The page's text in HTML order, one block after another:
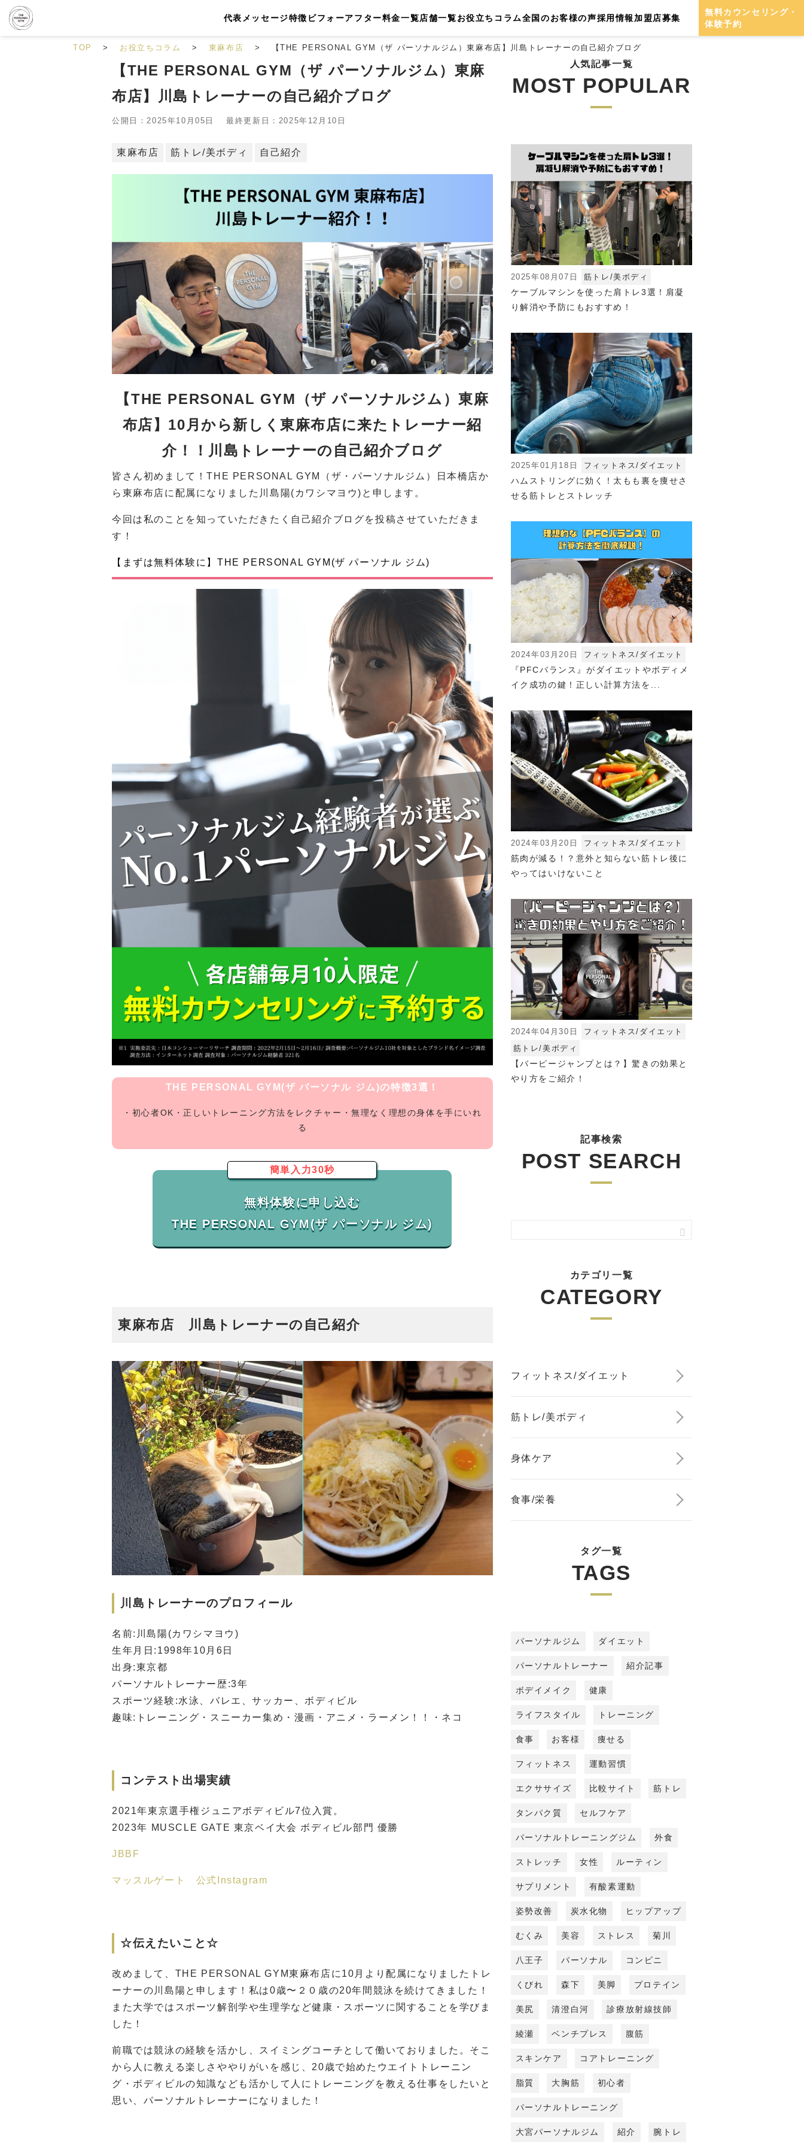
代表メッセージ特徴 ビフォーアフター料金一覧店舗一覧お役立ちコラム全国のお客様の声採用情報 加盟店募集
無料カウンセリング・
体験予約
TOP お役立ちコラム 東麻布店 【THE PERSONAL GYM（ザ パーソナルジム）東麻布店】川島トレーナーの自己紹介ブログ
【THE PERSONAL GYM（ザ パーソナルジム）東麻
布店】川島トレーナーの自己紹介ブログ
公開日：2025年10月05日 最終更新日：2025年12月10日
東麻布店 筋トレ/美ボディ 自己紹介
【THE PERSONAL GYM（ザ パーソナルジム）東麻
布店】10月から新しく東麻布店に来たトレーナー紹
介！！川島トレーナーの自己紹介ブログ
皆さん初めまして！THE PERSONAL GYM（ザ・パーソナルジム）日本橋店か
ら東麻布店に配属になりました川島陽(カワシマヨウ)と申します。
今回は私のことを知っていただきたく自己紹介ブログを投稿させていただきま
す！
【まずは無料体験に】THE PERSONAL GYM(ザ パーソナル ジム)
THE PERSONAL GYM(ザ パーソナル ジム)の特徴3選！
・初心者OK・正しいトレーニング方法をレクチャー・無理なく理想の身体を手にいれ
る
簡単入力30秒
無料体験に申し込む
東麻布店 川島トレーナーの自己紹介
川島トレーナーのプロフィール
名前:川島陽(カワシマヨウ)
生年月日:1998年10月6日
出身:東京都
パーソナルトレーナー歴:3年
スポーツ経験:水泳、バレエ、サッカー、ボディビル
趣味:トレーニング・スニーカー集め・漫画・アニメ・ラーメン！！・ネコ
コンテスト出場実績
2021年東京選手権ジュニアボディビル7位入賞。
2023年 MUSCLE GATE 東京ベイ大会 ボディビル部門 優勝
JBBF
マッスルゲート 公式Instagram
☆伝えたいこと☆
改めまして、THE PERSONAL GYM東麻布店に10月より配属になりましたトレ
ーナーの川島陽と申します！私は0歳〜２０歳の20年間競泳を続けてきました！
また大学ではスポーツ解剖学や生理学など健康・スポーツに関することを学びま
した！
前職では競泳の経験を活かし、スイミングコーチとして働いておりました。そこ
から人に教える楽しさややりがいを感じ、20歳で始めたウエイトトレーニン
グ・ボディビルの知識なども活かして人にトレーニングを教える仕事をしたいと
思い、パーソナルトレーナーになりました！
人気記事一覧
MOST POPULAR
2025年08月07日 筋トレ/美ボディ
ケーブルマシンを使った肩トレ3選！肩凝
り解消や予防にもおすすめ！
2025年01月18日 フィットネス/ダイエット
ハムストリングに効く！太もも裏を痩せさ
せる筋トレとストレッチ
2024年03月20日 フィットネス/ダイエット
『PFCバランス』がダイエットやボディメ
イク成功の鍵！正しい計算方法を...
2024年03月20日 フィットネス/ダイエット
筋肉が減る！？意外と知らない筋トレ後に
やってはいけないこと
2024年04月30日
フィットネス/ダイエット
筋トレ/美ボディ
【バーピージャンプとは？】驚きの効果と
やり方をご紹介！
記事検索
POST SEARCH
カテゴリ一覧
CATEGORY
フィットネス/ダイエット
筋トレ/美ボディ
身体ケア
食事/栄養
タグ一覧
TAGS
パーソナルジム ダイエット
パーソナルトレーナー 紹介記事
ボデイメイク 健康
ライフスタイル トレーニング
食事 お客様 痩せる
フィットネス 運動習慣
エクササイズ 比較サイト 筋トレ
タンパク質 セルフケア
パーソナルトレーニングジム 外食
ストレッチ 女性 ルーティン
サプリメント 有酸素運動
姿勢改善 炭水化物 ヒップアップ
むくみ 美容 ストレス 菊川
八王子 パーソナル コンビニ
くびれ 森下 美脚 プロテイン
美尻 清澄白河 診療放射線技師
綾瀬 ベンチプレス 腹筋
スキンケア コアトレーニング
脂質 大胸筋 初心者
パーソナルトレーニング
大宮パーソナルジム 紹介 腕トレ